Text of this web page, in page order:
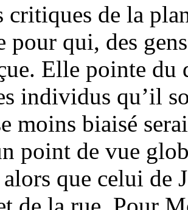
critiques de la
pour qui, des
Elle pointe du
individus qu’il
moins biaisé
point de vue
que celui de